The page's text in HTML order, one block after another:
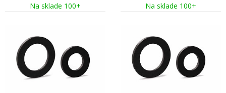
Na sklade 100+ Na sklade 100+